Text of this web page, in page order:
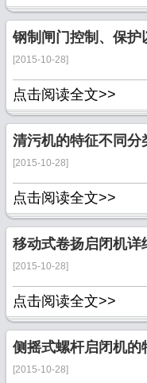
钢制闸门控制、保护
[2015-10-28]
点击阅读全文>>
清污机的特征不同分
[2015-10-28]
点击阅读全文>>
移动式卷扬启闭机详
[2015-10-28]
点击阅读全文>>
侧摇式螺杆启闭机的
[2015-10-28]